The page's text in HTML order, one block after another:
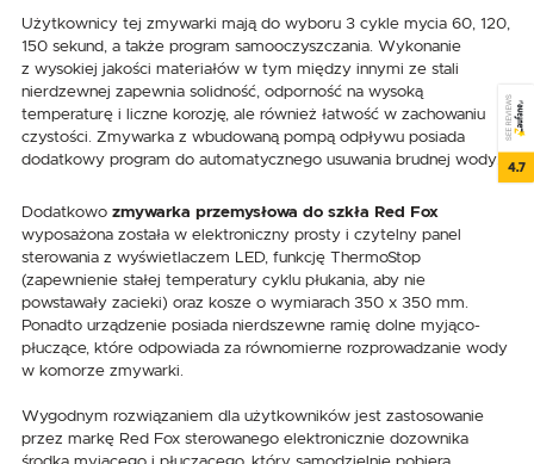
Użytkownicy tej zmywarki mają do wyboru 3 cykle mycia 60, 120,
150 sekund, a także program samooczyszczania. Wykonanie
z wysokiej jakości materiałów w tym między innymi ze stali
nierdzewnej zapewnia solidność, odporność na wysoką
temperaturę i liczne korozję, ale również łatwość w zachowaniu
czystości. Zmywarka z wbudowaną pompą odpływu posiada
dodatkowy program do automatycznego usuwania brudnej wody.
Dodatkowo zmywarka przemysłowa do szkła Red Fox
wyposażona została w elektroniczny prosty i czytelny panel
sterowania z wyświetlaczem LED, funkcję ThermoStop
(zapewnienie stałej temperatury cyklu płukania, aby nie
powstawały zacieki) oraz kosze o wymiarach 350 x 350 mm.
Ponadto urządzenie posiada nierdszewne ramię dolne myjąco-
płuczące, które odpowiada za równomierne rozprowadzanie wody
w komorze zmywarki.
Wygodnym rozwiązaniem dla użytkowników jest zastosowanie
przez markę Red Fox sterowanego elektronicznie dozownika
SEE REVIEWS
4.7